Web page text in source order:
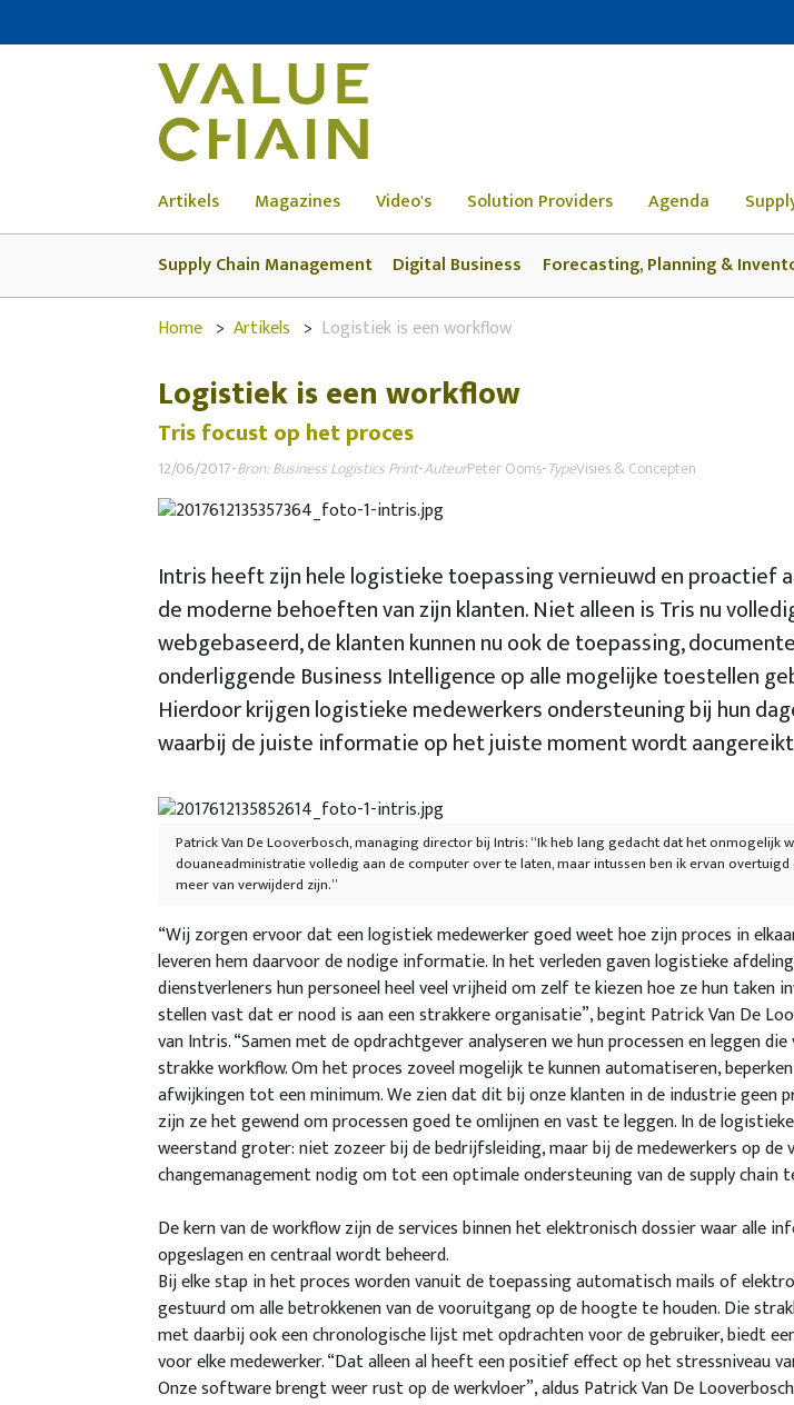
Artikels Magazines Video's Solution Providers Agenda
Supply Chain Management Digital Business Forecasting, Planning &
Home Artikels Logistiek is een workflow
Logistiek is een workflow
Tris focust op het proces
12/06/2017-Bron: Business Logistics Print-AuteurPeter Ooms-TypeVisies & Concepten
Intris heeft zijn hele logistieke toepassing vernieuwd en proactief
de moderne behoeften van zijn klanten. Niet alleen is Tris nu
webgebaseerd, de klanten kunnen nu ook de toepassing,
onderliggende Business Intelligence op alle mogelijke toestellen
Hierdoor krijgen logistieke medewerkers ondersteuning bij hun
waarbij de juiste informatie op het juiste moment wordt
Patrick Van De Looverbosch, managing director bij Intris: “Ik heb lang gedacht dat het onmogelijk
douaneadministratie volledig aan de computer over te laten, maar intussen ben ik ervan
meer van verwijderd zijn.”
“Wij zorgen ervoor dat een logistiek medewerker goed weet hoe zijn proces in
leveren hem daarvoor de nodige informatie. In het verleden gaven logistieke
dienstverleners hun personeel heel veel vrijheid om zelf te kiezen hoe ze hun taken
stellen vast dat er nood is aan een strakkere organisatie”, begint Patrick Van De
van Intris. “Samen met de opdrachtgever analyseren we hun processen en leggen
strakke workflow. Om het proces zoveel mogelijk te kunnen automatiseren,
afwijkingen tot een minimum. We zien dat dit bij onze klanten in de industrie geen
zijn ze het gewend om processen goed te omlijnen en vast te leggen. In de
weerstand groter: niet zozeer bij de bedrijfsleiding, maar bij de medewerkers op de
changemanagement nodig om tot een optimale ondersteuning van de supply chain
De kern van de workflow zijn de services binnen het elektronisch dossier waar alle
opgeslagen en centraal wordt beheerd.
Bij elke stap in het proces worden vanuit de toepassing automatisch mails of
gestuurd om alle betrokkenen van de vooruitgang op de hoogte te houden. Die
met daarbij ook een chronologische lijst met opdrachten voor de gebruiker, biedt
voor elke medewerker. “Dat alleen al heeft een positief effect op het stressniveau
Onze software brengt weer rust op de werkvloer”, aldus Patrick Van De